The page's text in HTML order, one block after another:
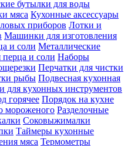
бутылки для воды
мяса Кухонные аксессуары
приборов Лотки и
Машинки для изготовления
и соли Металлические
и соли Наборы
Перчатки для чистки
рыбы Подвесная кухонная
для кухонных инструментов
горячее Порядок на кухне
мороженого Разделочные
Соковыжималки
Таймеры кухонные
мяса Термометры